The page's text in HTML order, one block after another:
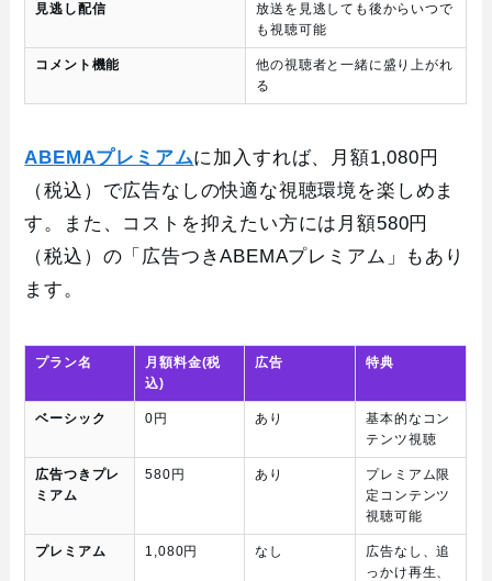
見逃し配信
放送を見逃しても後からいつで
も視聴可能
コメント機能
他の視聴者と一緒に盛り上がれ
る
ABEMAプレミアムに加入すれば、月額1,080円
（税込）で広告なしの快適な視聴環境を楽しめま
す。また、コストを抑えたい方には月額580円
（税込）の「広告つきABEMAプレミアム」もあり
ます。
プラン名
月額料金(税
込)
広告 特典
ベーシック 0円 あり
基本的なコン
テンツ視聴
広告つきプレ
ミアム
580円 あり
プレミアム限
定コンテンツ
視聴可能
プレミアム 1,080円 なし
広告なし、追
っかけ再生、